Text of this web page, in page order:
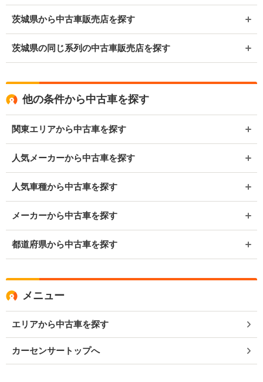
茨城県から中古車販売店を探す
茨城県の同じ系列の中古車販売店を探す
他の条件から中古車を探す
関東エリアから中古車を探す
人気メーカーから中古車を探す
人気車種から中古車を探す
メーカーから中古車を探す
都道府県から中古車を探す
メニュー
エリアから中古車を探す
カーセンサートップへ